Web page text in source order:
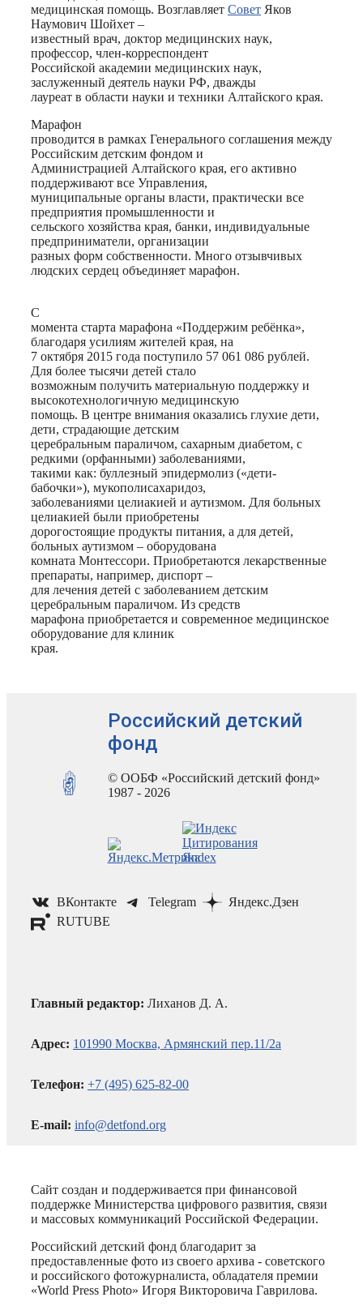
медицинская помощь. Возглавляет Совет Яков
Наумович Шойхет –
известный врач, доктор медицинских наук,
профессор, член-корреспондент
Российской академии медицинских наук,
заслуженный деятель науки РФ, дважды
лауреат в области науки и техники Алтайского края.
Марафон
проводится в рамках Генерального соглашения между
Российским детским фондом и
Администрацией Алтайского края, его активно
поддерживают все Управления,
муниципальные органы власти, практически все
предприятия промышленности и
сельского хозяйства края, банки, индивидуальные
предприниматели, организации
разных форм собственности. Много отзывчивых
людских сердец объединяет марафон.
С
момента старта марафона «Поддержим ребёнка»,
благодаря усилиям жителей края, на
7 октября 2015 года поступило 57 061 086 рублей.
Для более тысячи детей стало
возможным получить материальную поддержку и
высокотехнологичную медицинскую
помощь. В центре внимания оказались глухие дети,
дети, страдающие детским
церебральным параличом, сахарным диабетом, с
редкими (орфанными) заболеваниями,
такими как: буллезный эпидермолиз («дети-
бабочки»), мукополисахаридоз,
заболеваниями целиакией и аутизмом. Для больных
целиакией были приобретены
дорогостоящие продукты питания, а для детей,
больных аутизмом – оборудована
комната Монтессори. Приобретаются лекарственные
препараты, например, диспорт –
для лечения детей с заболеванием детским
церебральным параличом. Из средств
марафона приобретается и современное медицинское
оборудование для клиник
края.
Российский детский
фонд
© ООБФ «Российский детский фонд»
1987 - 2026
ВКонтакте Telegram
Яндекс.Дзен
RUTUBE
Главный редактор: Лиханов Д. А.
Адрес: 101990 Москва, Армянский пер.11/2а
Телефон: +7 (495) 625-82-00
E-mail: info@detfond.org
Сайт создан и поддерживается при финансовой
поддержке Министерства цифрового развития, связи
и массовых коммуникаций Российской Федерации.
Российский детский фонд благодарит за
предоставленные фото из своего архива - советского
и российского фотожурналиста, обладателя премии
«World Press Photo» Игоря Викторовича Гаврилова.